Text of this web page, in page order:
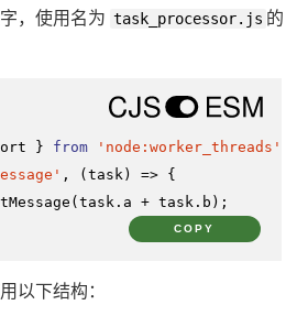
，使用名为 task_processor.js 的
} from 'node:worker_threads'
, (task ) => {
(task. a + task. b );
COPY
以下结构：